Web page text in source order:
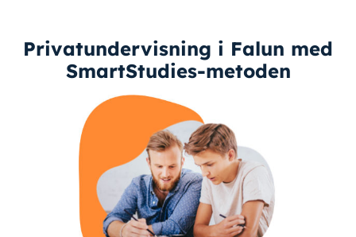
Privatundervisning i Falun med
SmartStudies-metoden